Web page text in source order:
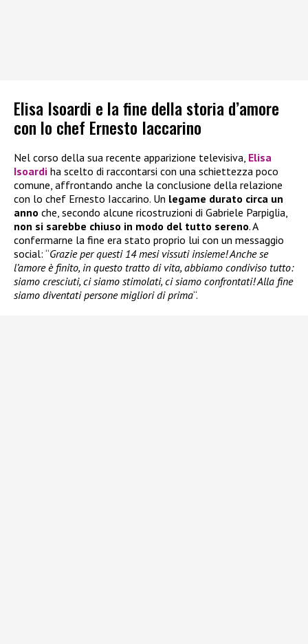
Elisa Isoardi e la fine della storia d’amore
con lo chef Ernesto Iaccarino
Nel corso della sua recente apparizione televisiva, Elisa
Isoardi ha scelto di raccontarsi con una schiettezza poco
comune, affrontando anche la conclusione della relazione
con lo chef Ernesto Iaccarino. Un legame durato circa un
anno che, secondo alcune ricostruzioni di Gabriele Parpiglia,
non si sarebbe chiuso in modo del tutto sereno. A
confermarne la fine era stato proprio lui con un messaggio
social: “Grazie per questi 14 mesi vissuti insieme! Anche se
l’amore è finito, in questo tratto di vita, abbiamo condiviso tutto:
siamo cresciuti, ci siamo stimolati, ci siamo confrontati! Alla fine
siamo diventati persone migliori di prima“.